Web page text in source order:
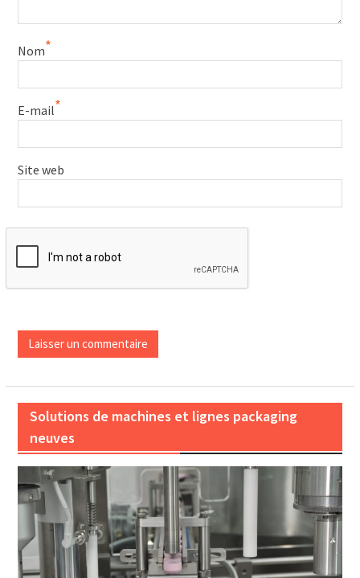
Nom*
E-mail*
Site web
Solutions de machines et lignes packaging
neuves